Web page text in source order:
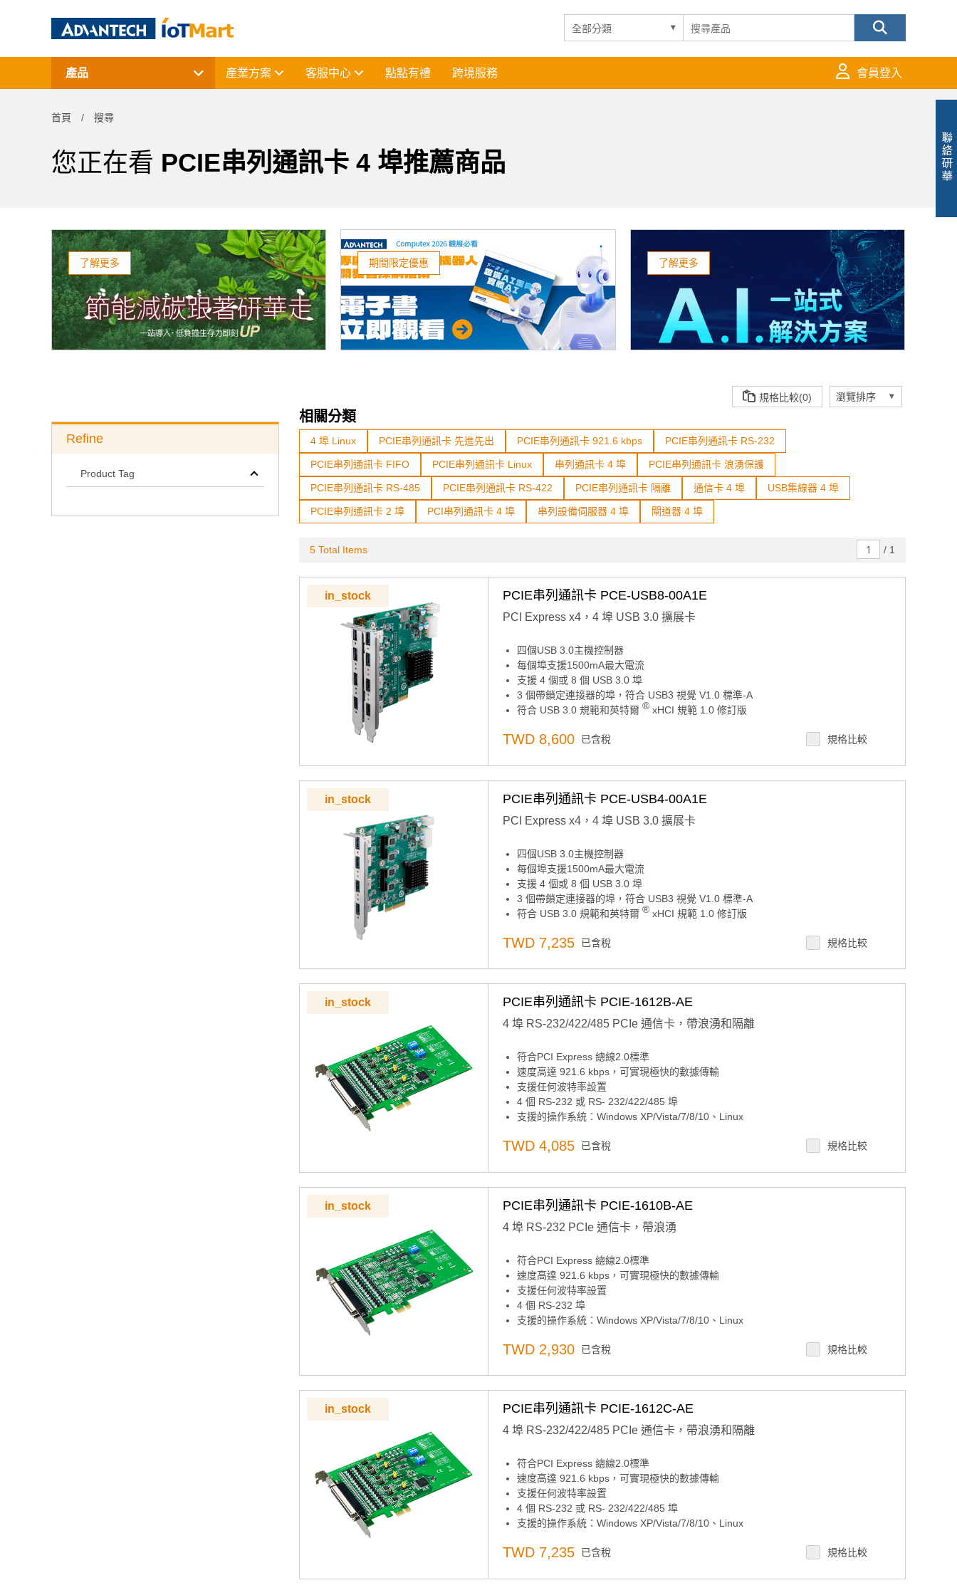
產品 產業方案 客服中心 點點有禮 跨境服務 會員登入
電腦平台
周邊應用組件
授權軟體與研華課程
首頁 搜尋
您正在看 PCIE串列通訊卡 4 埠推薦商品
了解更多 期間限定優惠 了解更多
規格比較(0)
Refine
Product Tag
相關分類
4 埠 Linux PCIE串列通訊卡 先進先出 PCIE串列通訊卡 921.6 kbps PCIE串列通訊卡 RS-232
PCIE串列通訊卡 FIFO PCIE串列通訊卡 Linux 串列通訊卡 4 埠 PCIE串列通訊卡 浪湧保護
PCIE串列通訊卡 RS-485 PCIE串列通訊卡 RS-422 PCIE串列通訊卡 隔離 通信卡 4 埠 USB集線器 4 埠
PCIE串列通訊卡 2 埠 PCI串列通訊卡 4 埠 串列設備伺服器 4 埠 閘道器 4 埠
5 Total Items / 1
in_stock PCIE串列通訊卡 PCE-USB8-00A1E
PCI Express x4，4 埠 USB 3.0 擴展卡
四個USB 3.0主機控制器
每個埠支援1500mA最大電流
支援 4 個或 8 個 USB 3.0 埠
3 個帶鎖定連接器的埠，符合 USB3 視覺 V1.0 標準-A
符合 USB 3.0 規範和英特爾 ®xHCI 規範 1.0 修訂版
支援 Microsoft Windows 7/8.1 和 Linux 作業系統
TWD 8,600 已含稅 規格比較
in_stock PCIE串列通訊卡 PCE-USB4-00A1E
PCI Express x4，4 埠 USB 3.0 擴展卡
四個USB 3.0主機控制器
每個埠支援1500mA最大電流
支援 4 個或 8 個 USB 3.0 埠
3 個帶鎖定連接器的埠，符合 USB3 視覺 V1.0 標準-A
符合 USB 3.0 規範和英特爾 ®xHCI 規範 1.0 修訂版
支援 Microsoft Windows 7/8.1 和 Linux 作業系統
TWD 7,235 已含稅 規格比較
in_stock PCIE串列通訊卡 PCIE-1612B-AE
4 埠 RS-232/422/485 PCIe 通信卡，帶浪湧和隔離
符合PCI Express 總線2.0標準
速度高達 921.6 kbps，可實現極快的數據傳輸
支援任何波特率設置
4 個 RS-232 或 RS- 232/422/485 埠
支援的操作系統：Windows XP/Vista/7/8/10、Linux
TWD 4,085 已含稅 規格比較
in_stock PCIE串列通訊卡 PCIE-1610B-AE
4 埠 RS-232 PCIe 通信卡，帶浪湧
符合PCI Express 總線2.0標準
速度高達 921.6 kbps，可實現極快的數據傳輸
支援任何波特率設置
4 個 RS-232 埠
支援的操作系統：Windows XP/Vista/7/8/10、Linux
TWD 2,930 已含稅 規格比較
in_stock PCIE串列通訊卡 PCIE-1612C-AE
4 埠 RS-232/422/485 PCIe 通信卡，帶浪湧和隔離
符合PCI Express 總線2.0標準
速度高達 921.6 kbps，可實現極快的數據傳輸
支援任何波特率設置
4 個 RS-232 或 RS- 232/422/485 埠
支援的操作系統：Windows XP/Vista/7/8/10、Linux
TWD 7,235 已含稅 規格比較